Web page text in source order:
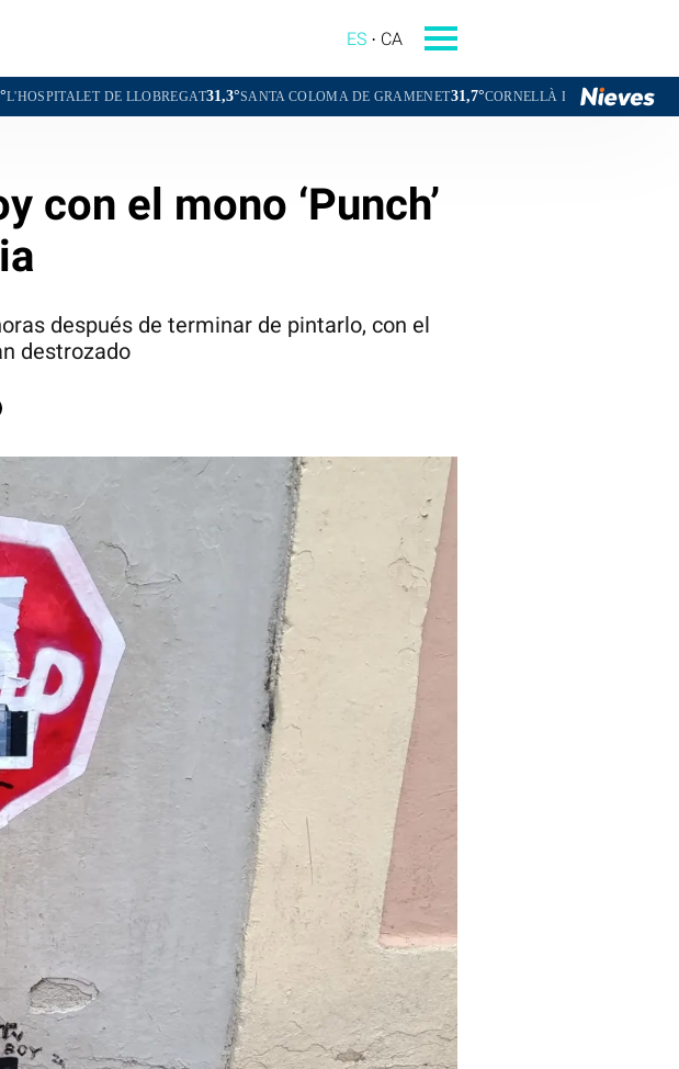
ES CA
LLOBREGAT31,3°SANTA COLOMA DE GRAMENET31,7° CORNELLÀ DE LLOBREGAT31,8°SANT BOI DE
con el mono ‘Punch’
después de terminar de pintarlo, con el
destrozado